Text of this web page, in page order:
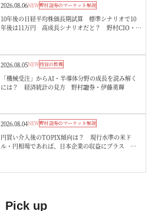
2026.08.06NEW野村證券のマーケット解説
10年後の日経平均株価長期試算 標準シナリオで10
年後は11万円 高成長シナリオだと？ 野村CIO・宮
2026.08.05NEW投資の教養
「機械受注」からAI・半導体分野の成長を読み解く
には？ 経済統計の見方 野村證券・伊藤勇輝
2026.08.04NEW野村證券のマーケット解説
円買い介入後のTOPIX傾向は？ 現行水準の米ド
ル・円相場であれば、日本企業の収益にプラス 野
Pick up